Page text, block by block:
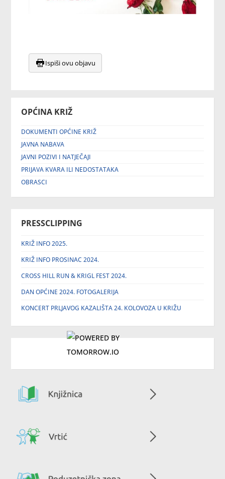
OPĆINA KRIŽ
DOKUMENTI OPĆINE KRIŽ
JAVNA NABAVA
JAVNI POZIVI I NATJEČAJI
PRIJAVA KVARA ILI NEDOSTATAKA
OBRASCI
PRESSCLIPPING
KRIŽ INFO 2025.
KRIŽ INFO PROSINAC 2024.
CROSS HILL RUN & KRIGL FEST 2024.
DAN OPĆINE 2024. FOTOGALERIJA
KONCERT PRLJAVOG KAZALIŠTA 24. KOLOVOZA U KRIŽU
Ispiši ovu objavu